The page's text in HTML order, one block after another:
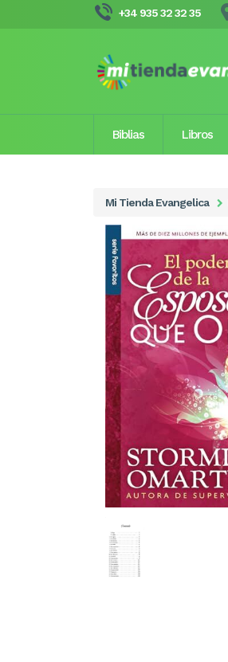
+34 935 32 32 35
Biblias Libros
Mi Tienda Evangelica